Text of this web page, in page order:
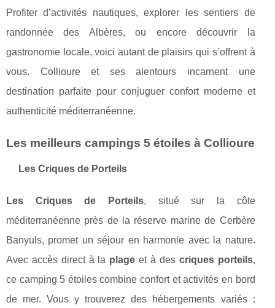
Profiter d’activités nautiques, explorer les sentiers de
randonnée des Albères, ou encore découvrir la
gastronomie locale, voici autant de plaisirs qui s’offrent à
vous. Collioure et ses alentours incarnent une
destination parfaite pour conjuguer confort moderne et
authenticité méditerranéenne.
Les meilleurs campings 5 étoiles à Collioure
Les Criques de Porteils
Les Criques de Porteils, situé sur la côte
méditerranéenne près de la réserve marine de Cerbère
Banyuls, promet un séjour en harmonie avec la nature.
Avec accès direct à la plage et à des criques porteils,
ce camping 5 étoiles combine confort et activités en bord
de mer. Vous y trouverez des hébergements variés :